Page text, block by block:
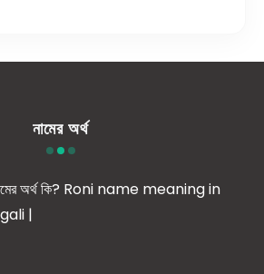
নামের অর্থ
অর্থ কি? Roni name meaning in
|